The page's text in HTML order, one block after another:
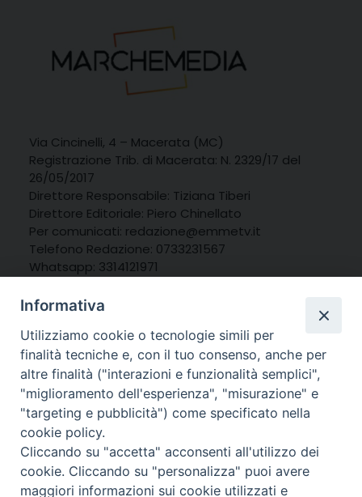
Via Cincinelli, 4 – Macerata (MC)
Registrazione Trib. di Macerata: N. 2329/17 del
26/05/2017
Direttore Responsabile: Tiziana Tiberi
Direttore Editoriale: Piero Chinellato
Per comunicati: redazione@emmetv.it
Telefono Redazione: 0733231567
Whatsapp: 3314121971
Informativa
Utilizziamo cookie o tecnologie simili per
finalità tecniche e, con il tuo consenso, anche per
altre finalità ("interazioni e funzionalità semplici",
"miglioramento dell'esperienza", "misurazione" e
"targeting e pubblicità") come specificato nella
cookie policy.
Cliccando su "accetta" acconsenti all'utilizzo dei
cookie. Cliccando su "personalizza" puoi avere
maggiori informazioni sui cookie utilizzati e